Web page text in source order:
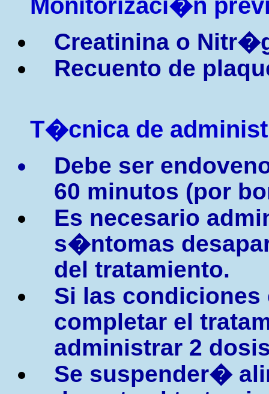
Monitorizaci�n
Creatinina o
Recuento de
T�cnica de
Debe ser
60 minutos (por
Es necesario
s�ntomas
del tratamiento.
Si las
completar el
administrar 2
Se suspender�